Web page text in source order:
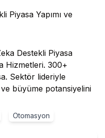
Piyasa Yapımı ve
Destekli Piyasa
Hizmetleri. 300+
Sektör lideriyle
ve büyüme potansiyelini
Otomasyon